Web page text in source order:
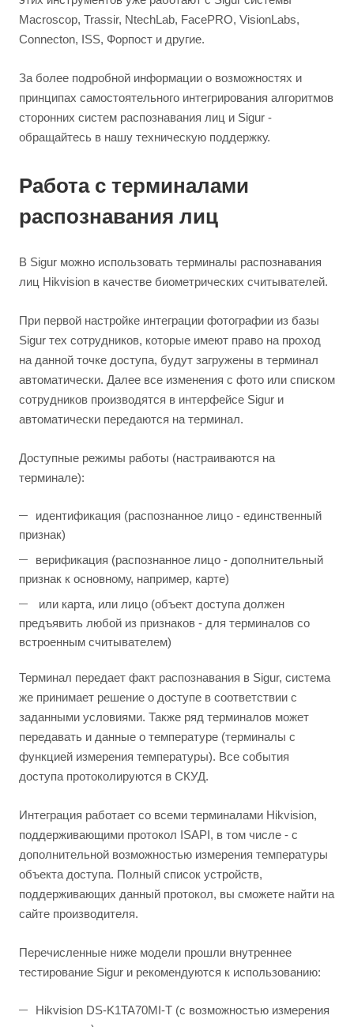
Macroscop, Trassir, NtechLab, FacePRO, VisionLabs,
Connecton, ISS, Форпост и другие.
За более подробной информации о возможностях и
принципах самостоятельного интегрирования алгоритмов
сторонних систем распознавания лиц и Sigur -
обращайтесь в нашу техническую поддержку.
Работа с терминалами
распознавания лиц
В Sigur можно использовать терминалы распознавания
лиц Hikvision в качестве биометрических считывателей.
При первой настройке интеграции фотографии из базы
Sigur тех сотрудников, которые имеют право на проход
на данной точке доступа, будут загружены в терминал
автоматически. Далее все изменения c фото или списком
сотрудников производятся в интерфейсе Sigur и
автоматически передаются на терминал.
Доступные режимы работы (настраиваются на
терминале):
идентификация (распознанное лицо - единственный
признак)
верификация (распознанное лицо - дополнительный
признак к основному, например, карте)
или карта, или лицо (объект доступа должен
предъявить любой из признаков - для терминалов со
встроенным считывателем)
Терминал передает факт распознавания в Sigur, система
же принимает решение о доступе в соответствии с
заданными условиями. Также ряд терминалов может
передавать и данные о температуре (терминалы с
функцией измерения температуры). Все события
доступа протоколируются в СКУД.
Интеграция работает со всеми терминалами Hikvision,
поддерживающими протокол ISAPI, в том числе - с
дополнительной возможностью измерения температуры
объекта доступа. Полный список устройств,
поддерживающих данный протокол, вы сможете найти на
сайте производителя.
Перечисленные ниже модели прошли внутреннее
тестирование Sigur и рекомендуются к использованию:
Hikvision DS-K1TA70MI-T (с возможностью измерения